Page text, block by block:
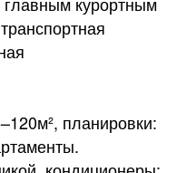
планировки: